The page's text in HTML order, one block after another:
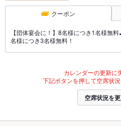
クーポン
【団体宴会に！】8名様につき1名様無
名様につき3名様無料！
カレンダーの更新に
下記ボタンを押して空席状況
空席状況を